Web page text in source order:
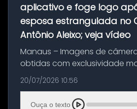
aplicativo e foge logo
esposa estrangulada no
Antônio Aleixo; veja vídeo
Manaus – Imagens de
obtidas com exclusividade
momento da fuga do
morte de Larissa Araújo, de 28
ocorreu na noite deste último
20/07/2026 10:56
Ouça o texto